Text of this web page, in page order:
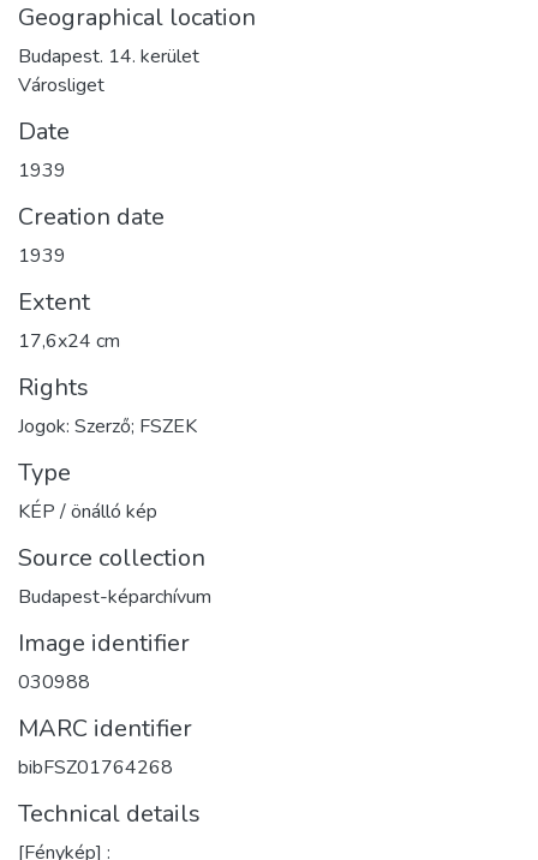
Geographical location
Budapest. 14. kerület
Városliget
Date
1939
Creation date
1939
Extent
17,6x24 cm
Rights
Jogok: Szerző; FSZEK
Type
KÉP / önálló kép
Source collection
Budapest-képarchívum
Image identifier
030988
MARC identifier
bibFSZ01764268
Technical details
[Fénykép] :